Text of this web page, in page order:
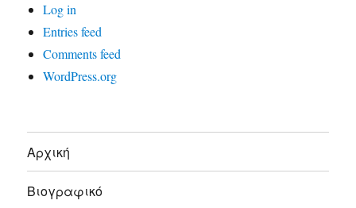
Log in
Entries feed
Comments feed
WordPress.org
Αρχική
Βιογραφικό